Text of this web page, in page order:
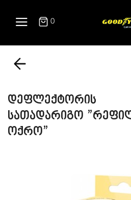
0
დეფლექტორის
სათადარიგო
ოქრო”